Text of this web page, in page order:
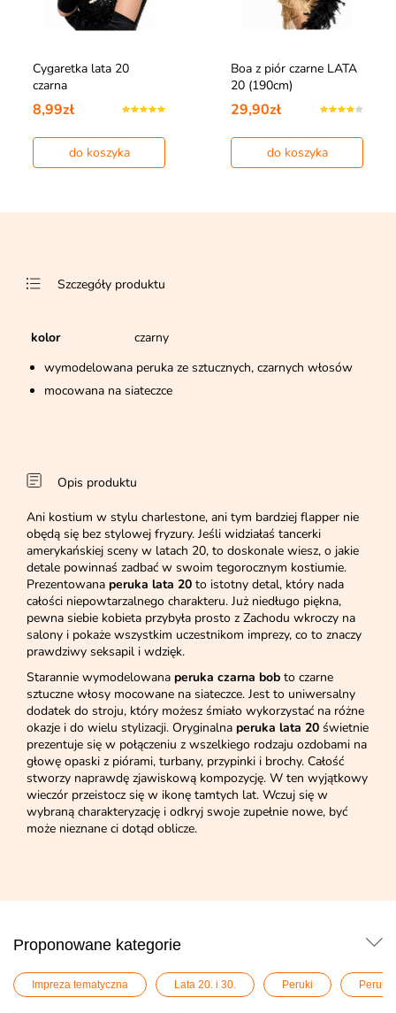
Cygaretka lata 20
czarna
8,99zł
do koszyka
Boa z piór czarne LATA
20 (190cm)
29,90zł
do koszyka
Szczegóły produktu
kolor
czarny
wymodelowana peruka ze sztucznych, czarnych włosów
mocowana na siateczce
Opis produktu
Ani kostium w stylu charlestone, ani tym bardziej flapper nie
obędą się bez stylowej fryzury. Jeśli widziałaś tancerki
amerykańskiej sceny w latach 20, to doskonale wiesz, o jakie
detale powinnaś zadbać w swoim tegorocznym kostiumie.
Prezentowana peruka lata 20 to istotny detal, który nada
całości niepowtarzalnego charakteru. Już niedługo piękna,
pewna siebie kobieta przybyła prosto z Zachodu wkroczy na
salony i pokaże wszystkim uczestnikom imprezy, co to znaczy
prawdziwy seksapil i wdzięk.
Starannie wymodelowana peruka czarna bob to czarne
sztuczne włosy mocowane na siateczce. Jest to uniwersalny
dodatek do stroju, który możesz śmiało wykorzystać na różne
okazje i do wielu stylizacji. Oryginalna peruka lata 20 świetnie
prezentuje się w połączeniu z wszelkiego rodzaju ozdobami na
głowę opaski z piórami, turbany, przypinki i brochy. Całość
stworzy naprawdę zjawiskową kompozycję. W ten wyjątkowy
wieczór przeistocz się w ikonę tamtych lat. Wczuj się w
wybraną charakteryzację i odkryj swoje zupełnie nowe, być
może nieznane ci dotąd oblicze.
Proponowane kategorie
Impreza tematyczna Lata 20. i 30. Peruki Peruki